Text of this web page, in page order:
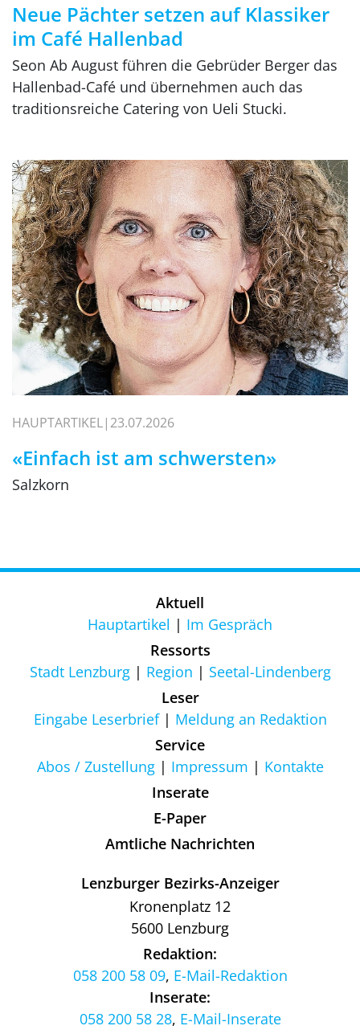
Neue Pächter setzen auf Klassiker
im Café Hallenbad
Seon Ab August führen die Gebrüder Berger das
Hallenbad-Café und übernehmen auch das
traditionsreiche Catering von Ueli Stucki.
HAUPTARTIKEL 23.07.2026
«Einfach ist am schwersten»
Salzkorn
Aktuell
Hauptartikel
Im Gespräch
Ressorts
Stadt Lenzburg
Region
Seetal-Lindenberg
Leser
Eingabe Leserbrief
Meldung an Redaktion
Service
Abos / Zustellung
Impressum
Kontakte
Inserate
E-Paper
Amtliche Nachrichten
Lenzburger Bezirks-Anzeiger
Kronenplatz 12
5600 Lenzburg
Redaktion:
058 200 58 09, E-Mail-Redaktion
Inserate:
058 200 58 28, E-Mail-Inserate